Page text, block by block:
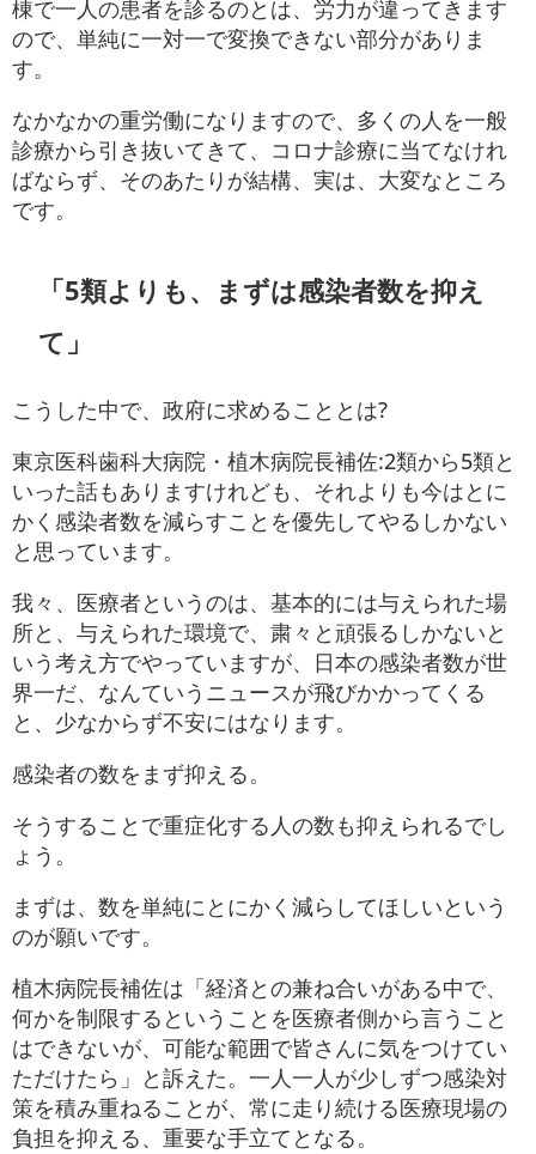
棟で一人の患者を診るのとは、労力が違ってきます
ので、単純に一対一で変換できない部分がありま
す。
なかなかの重労働になりますので、多くの人を一般
診療から引き抜いてきて、コロナ診療に当てなけれ
ばならず、そのあたりが結構、実は、大変なところ
です。
「5類よりも、まずは感染者数を抑え
て」
こうした中で、政府に求めることとは?
東京医科歯科大病院・植木病院長補佐:2類から5類と
いった話もありますけれども、それよりも今はとに
かく感染者数を減らすことを優先してやるしかない
と思っています。
我々、医療者というのは、基本的には与えられた場
所と、与えられた環境で、粛々と頑張るしかないと
いう考え方でやっていますが、日本の感染者数が世
界一だ、なんていうニュースが飛びかかってくる
と、少なからず不安にはなります。
感染者の数をまず抑える。
そうすることで重症化する人の数も抑えられるでし
ょう。
まずは、数を単純にとにかく減らしてほしいという
のが願いです。
植木病院長補佐は「経済との兼ね合いがある中で、
何かを制限するということを医療者側から言うこと
はできないが、可能な範囲で皆さんに気をつけてい
ただけたら」と訴えた。一人一人が少しずつ感染対
策を積み重ねることが、常に走り続ける医療現場の
負担を抑える、重要な手立てとなる。